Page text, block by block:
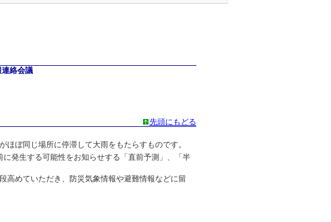
絡会議
先頭にもどる
ぼ同じ場所に停滞して大雨をもたらすものです。
発生する可能性をお知らせする「直前予測」、「半
めていただき、防災気象情報や避難情報などに留